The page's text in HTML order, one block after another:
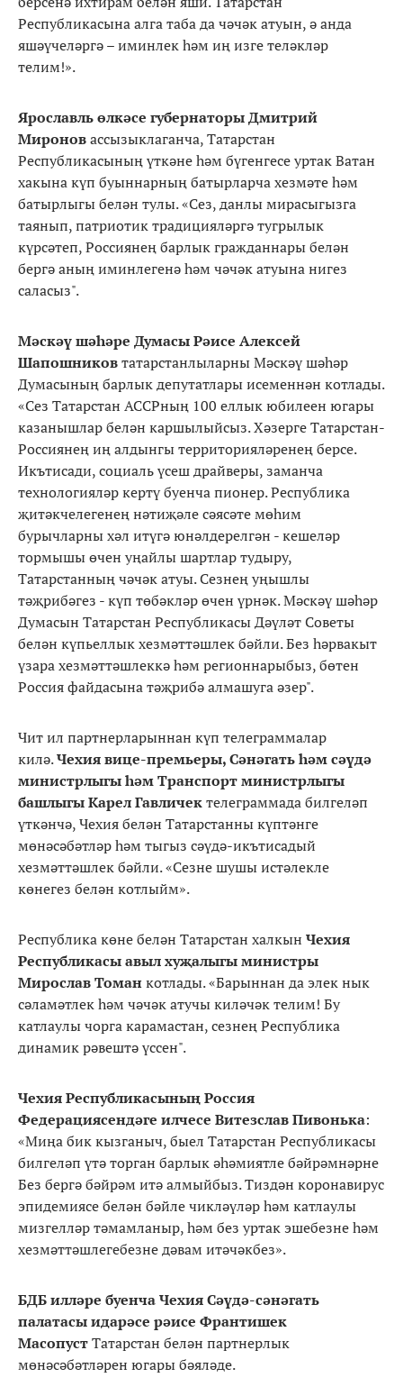
Республикасына алга таба да чәчәк атуын, ә анда
яшәүчеләргә – иминлек һәм иң изге теләкләр
телим!».
Ярославль өлкәсе губернаторы Дмитрий
Мироновассызыклаганча, Татарстан
Республикасының үткәне һәм бүгенгесе уртак Ватан
хакына күп буыннарның батырларча хезмәте һәм
батырлыгы белән тулы. «Сез, данлы мирасыгызга
таянып, патриотик традицияләргә тугрылык
күрсәтеп, Россиянең барлык гражданнары белән
бергә аның иминлегенә һәм чәчәк атуына нигез
саласыз".
Мәскәү шәһәре Думасы Рәисе Алексей
Шапошниковтатарстанлыларны Мәскәү шәһәр
Думасының барлык депутатлары исеменнән котлады.
«Сез Татарстан АССРның 100 еллык юбилеен югары
казанышлар белән каршылыйсыз. Хәзерге Татарстан-
Россиянең иң алдынгы территорияләренең берсе.
Икътисади, социаль үсеш драйверы, заманча
технологияләр кертү буенча пионер. Республика
җитәкчелегенең нәтиҗәле сәясәте мөһим
бурычларны хәл итүгә юнәлдерелгән - кешеләр
тормышы өчен уңайлы шартлар тудыру,
Татарстанның чәчәк атуы. Сезнең уңышлы
тәҗрибәгез - күп төбәкләр өчен үрнәк. Мәскәү шәһәр
Думасын Татарстан Республикасы Дәүләт Советы
белән күпьеллык хезмәттәшлек бәйли. Без һәрвакыт
үзара хезмәттәшлеккә һәм регионнарыбыз, бөтен
Россия файдасына тәҗрибә алмашуга әзер".
Чит ил партнерларыннан күп телеграммалар
килә.Чехиявице-премьеры, Сәнәгать һәм сәүдә
министрлыгы һәм Транспорт министрлыгы
башлыгы Карел Гавличектелеграммада билгеләп
үткәнчә, Чехия белән Татарстанны күптәнге
мөнәсәбәтләр һәм тыгыз сәүдә-икътисадый
хезмәттәшлек бәйли. «Сезне шушы истәлекле
көнегез белән котлыйм».
Республика көне белән Татарстан халкын Чехия
Республикасы авыл хуҗалыгы министры
Мирослав Томанкотлады. «Барыннан да элек нык
сәламәтлек һәм чәчәк атучы киләчәк телим! Бу
катлаулы чорга карамастан, сезнең Республика
динамик рәвештә үссен".
Чехия Республикасының Россия
Федерациясендәге илчесе Витезслав Пивонька:
«Миңа бик кызганыч, быел Татарстан Республикасы
билгеләп үтә торган барлык әһәмиятле бәйрәмнәрне
Без бергә бәйрәм итә алмыйбыз. Тиздән коронавирус
эпидемиясе белән бәйле чикләүләр һәм катлаулы
мизгелләр тәмамланыр, һәм без уртак эшебезне һәм
хезмәттәшлегебезне дәвам итәчәкбез».
БДБ илләре буенча Чехия Сәүдә-сәнәгать
палатасы идарәсе рәисе Франтишек
МасопустТатарстан белән партнерлык
мөнәсәбәтләрен югары бәяләде.